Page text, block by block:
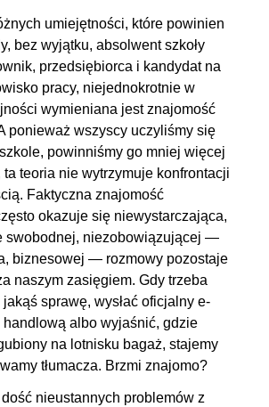
00:04:10
00:02:11
i
00:03:32
kantorze i na
00:04:13
00:16:38
i kończenie
00:04:03
rozmów
00:02:41
na telefon i
00:03:09
umiejętności, które powinien
bez wyjątku, absolwent szkoły
przedsiębiorca i kandydat na
pracy, niejednokrotnie w
wymieniana jest znajomość
ponieważ wszyscy uczyliśmy się
powinniśmy go mniej więcej
ta teoria nie wytrzymuje konfrontacji
Faktyczna znajomość
okazuje się niewystarczająca,
swobodnej, niezobowiązującej —
biznesowej — rozmowy pozostaje
naszym zasięgiem. Gdy trzeba
jakąś sprawę, wysłać oficjalny e-
handlową albo wyjaśnić, gdzie
na lotnisku bagaż, stajemy
tłumacza. Brzmi znajomo?
nieustannych problemów z